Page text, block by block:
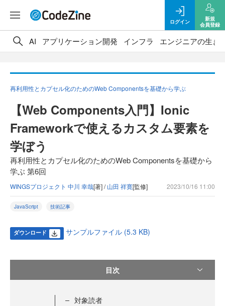
ログイン
新規
会員登録
AI アプリケーション開発 インフラ エンジニアの生き
再利用性とカプセル化のためのWeb Componentsを基礎から学ぶ
【Web Components入門】Ionic
Frameworkで使えるカスタム要素を
学ぼう
再利用性とカプセル化のためのWeb Componentsを基礎から
学ぶ 第6回
WINGSプロジェクト 中川 幸哉[著] /山田 祥寛[監修] 2023/10/16 11:00
JavaScript 技術記事
ダウンロード サンプルファイル (5.3 KB)
目次
対象読者